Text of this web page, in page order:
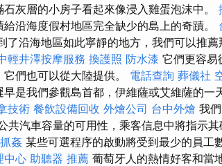
灰層的小房子看起來像浸入雞蛋泡沫中。
沿海度假村地區完全缺少的島上的奇蹟。
了沿海地區如此寧靜的地方，我們可以推
輕井澤按摩服務 換護照 防水漆 它們更容易
們也可以從大陸提供。 電話查詢 葬儀社
早是我們參觀島首都，伊維薩或艾維薩的
技術 餐飲設備回收 外燴公司 台中外燴 我
共汽車容量的可用性，乘客信息中將指示其
抓姦 某些可選程序的啟動將受到最少的員工
中心 助聽器 推薦 葡萄牙人的熱情好客和當